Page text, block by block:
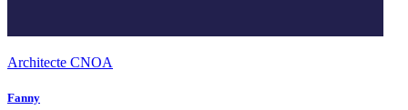
Architecte CNOA
Fanny